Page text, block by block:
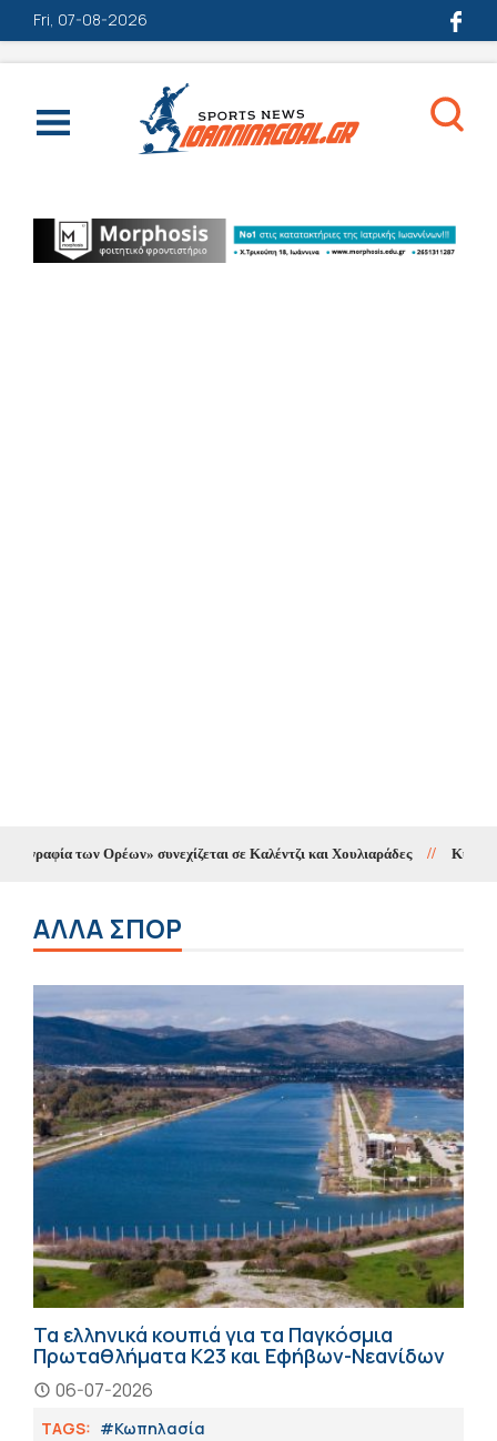
Fri, 07-08-2026
Ορέων» συνεχίζεται σε Καλέντζι και Χουλιαράδες // Κυκλοφοριακές
ΑΛΛΑ ΣΠΟΡ
Τα ελληνικά κουπιά για τα Παγκόσμια
Πρωταθλήματα Κ23 και Εφήβων-Νεανίδων
06-07-2026
TAGS: #Κωπηλασία